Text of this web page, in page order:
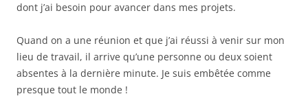
dont j’ai besoin pour avancer dans mes projets.
Quand on a une réunion et que j’ai réussi à venir sur mon
lieu de travail, il arrive qu’une personne ou deux soient
absentes à la dernière minute. Je suis embêtée comme
presque tout le monde !